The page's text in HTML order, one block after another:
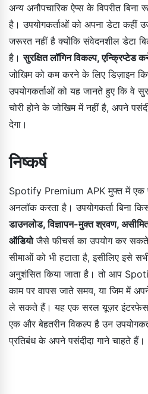
अन्य अनौपचारिक ऐप्स के विपरीत
है। उपयोगकर्ताओं को अपना डेटा कहीं
जरूरत नहीं है क्योंकि संवेदनशील डेटा
है।सुरक्षित लॉगिन विकल्प, एन्क्रिप्टेड
जोखिम को कम करने के लिए डिज़ाइन
उपयोगकर्ताओं को यह जानते हुए कि वे
चोरी होने के जोखिम में नहीं है, अपने
देगा।
निष्कर्ष
Spotify Premium APK मुफ्त में एक
अनलॉक करता है। उपयोगकर्ता बिना
डाउनलोड, विज्ञापन-मुक्त श्रवण,
ऑडियोजैसे फीचर्स का उपयोग कर
सीमाओं को भी हटाता है, इसीलिए इसे
अनुशंसित किया जाता है। तो आप
काम पर वापस जाते समय, या जिम में
ले सकते हैं। यह एक सरल यूज़र
एक और बेहतरीन विकल्प है उन
प्रतिबंध के अपने पसंदीदा गाने चाहते हैं।